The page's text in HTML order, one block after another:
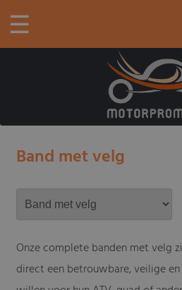
☰
Band met velg
Onze complete banden met velg
direct een betrouwbare, veilige